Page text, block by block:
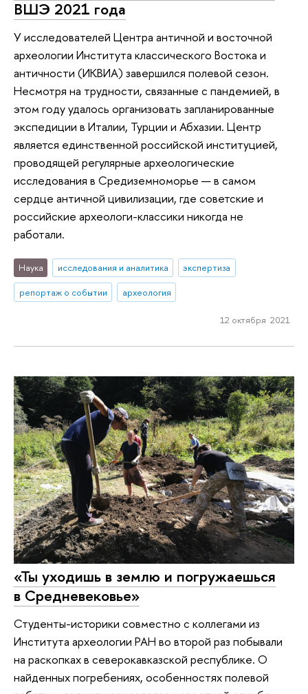
ВШЭ 2021 года
У исследователей Центра античной и восточной
археологии Института классического Востока и
античности (ИКВИА) завершился полевой сезон.
Несмотря на трудности, связанные с пандемией, в
этом году удалось организовать запланированные
экспедиции в Италии, Турции и Абхазии. Центр
является единственной российской институцией,
проводящей регулярные археологические
исследования в Средиземноморье — в самом
сердце античной цивилизации, где советские и
российские археологи-классики никогда не
работали.
Наука исследования и аналитика
экспертиза
репортаж о событии
археология
12 октября 2021
«Ты уходишь в землю и погружаешься
в Средневековье»
Студенты-историки совместно с коллегами из
Института археологии РАН во второй раз побывали
на раскопках в северокавказской республике. О
найденных погребениях, особенностях полевой